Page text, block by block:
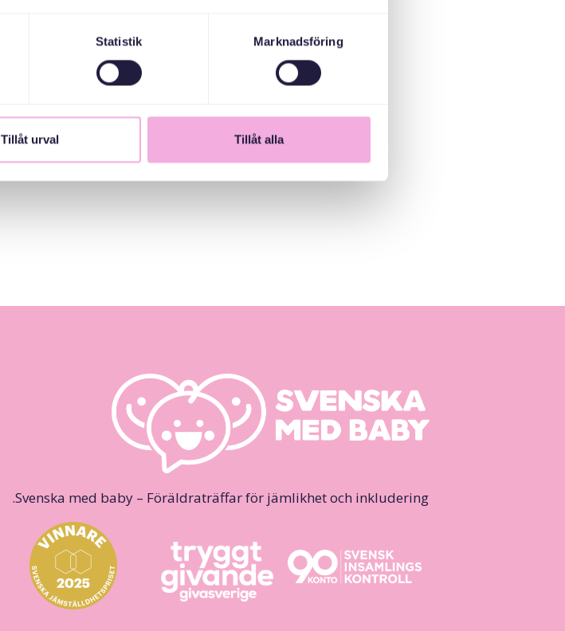
Statistik Marknadsföring
Tillåt urval Tillåt alla
Svenska med baby – Föräldraträffar för jämlikhet och inkludering.